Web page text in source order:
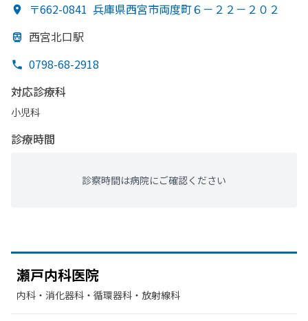
〒662-0841 兵庫県西宮市両度町６－２２－２０２
西宮北口駅
0798-68-2918
対応診療科
小児科
診療時間
診察時間は病院にご確認ください
瀬戸内科医院
内科・​消化器科・​循環器科・​放射線科